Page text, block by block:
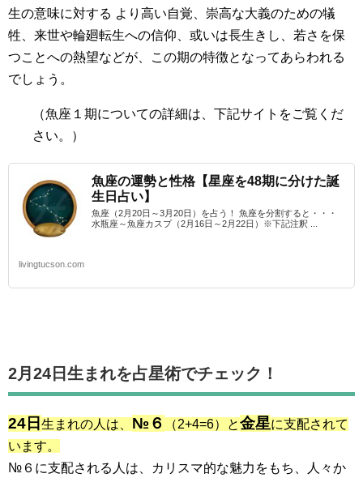
生の意味に対する より高い自覚、崇高な大義のための犠
牲、来世や輪廻転生への信仰、或いは長生きし、若さを保
つことへの熱望などが、この期の特徴となってあらわれる
でしょう。
（魚座１期についての詳細は、下記サイトをご覧くだ
さい。）
魚座の運勢と性格【星座を48期に分けた誕
生日占い】
魚座（2月20日～3月20日）を占う！ 魚座を分割すると・・・
水瓶座～魚座カスプ（2月16日～2月22日）※下記注釈 ...
livingtucson.com
2月24日生まれを占星術でチェック！
24日 生まれの人は、 №６ （2+4=6）と金星に支配されて
います。
№６に支配される人は、カリスマ的な魅力をもち、人々か